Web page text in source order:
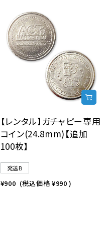
【レンタル】ガチャピー専用
コイン(24.8mm)【追加
100枚】
発送B
¥900 (税込価格¥990 )